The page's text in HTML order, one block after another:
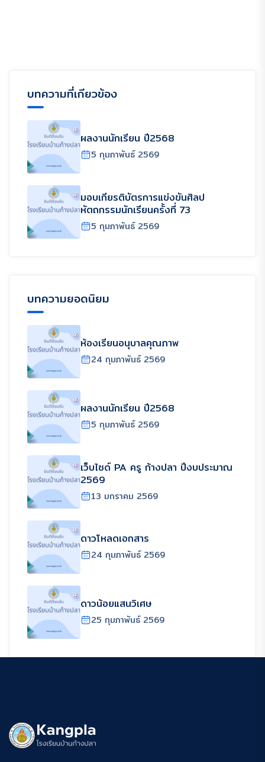
บทความที่เกียวข้อง
ผลงานนักเรียน ปี2568
5 กุมภาพันธ์ 2569
มอบเกียรติบัตรการแข่งขันศิลป
หัตถกรรมนักเรียนครั้งที่ 73
5 กุมภาพันธ์ 2569
บทความยอดนิยม
ห้องเรียนอนุบาลคุณภาพ
24 กุมภาพันธ์ 2569
ผลงานนักเรียน ปี2568
5 กุมภาพันธ์ 2569
เว็บไซด์ PA ครู ก้างปลา ปีงบประมาณ
2569
13 มกราคม 2569
ดาวโหลดเอกสาร
24 กุมภาพันธ์ 2569
ดาวน้อยแสนวิเศษ
25 กุมภาพันธ์ 2569